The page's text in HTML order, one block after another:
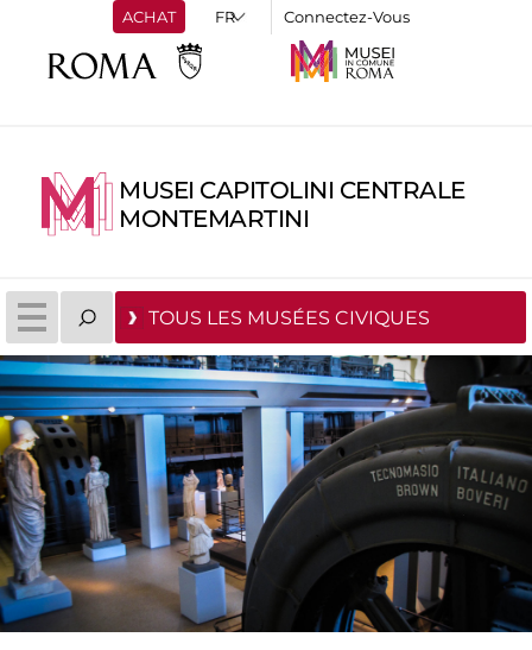
ACHAT Connectez-Vous
MUSEI CAPITOLINI CENTRALE
MONTEMARTINI
TOUS LES MUSÉES CIVIQUES